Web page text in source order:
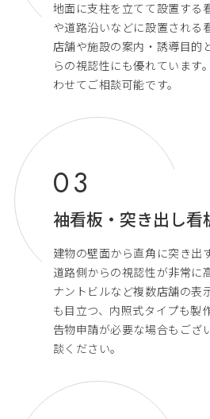
地面に支柱を立てて設置する
や道路沿いなどに設置される
店舗や施設の案内・誘導目的
らの視認性にも優れています
わせてご相談可能です。
袖看板・突き出し看
建物の壁面から直角に突き出
道路側からの視認性が非常に
ナントビルなど複数店舗の表
も目立つ、内照式タイプも製
告物申請が必要な場合もござ
談ください。